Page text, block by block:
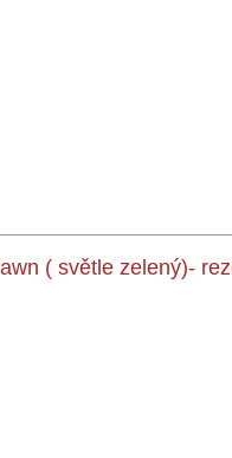
( světle zelený)-